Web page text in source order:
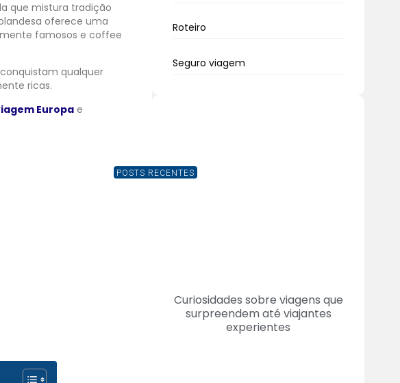
que mistura tradição
oferece uma
famosos e coffee
qualquer
ricas.
Europa e
Roteiro
Seguro viagem
POSTS RECENTES
Curiosidades sobre viagens que
surpreendem até viajantes
experientes